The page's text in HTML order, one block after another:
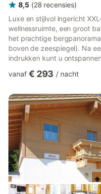
8,5 (28 recensies)
Luxe en stijlvol ingericht
wellnessruimte, een groot
het prachtige
boven de zeespiegel). Na
indrukken kunt u
Tuinmeubelen en een
hemel in de weg. Als de
zorgen de open haard en
vanaf € 293 / nacht